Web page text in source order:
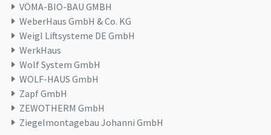
VÖMA-BIO-BAU GMBH
WeberHaus GmbH & Co. KG
Weigl Liftsysteme DE GmbH
WerkHaus
Wolf System GmbH
WOLF-HAUS GmbH
Zapf GmbH
ZEWOTHERM GmbH
Ziegelmontagebau Johanni GmbH